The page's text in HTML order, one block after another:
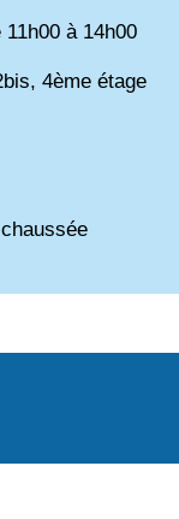
à 14h00
4ème étage